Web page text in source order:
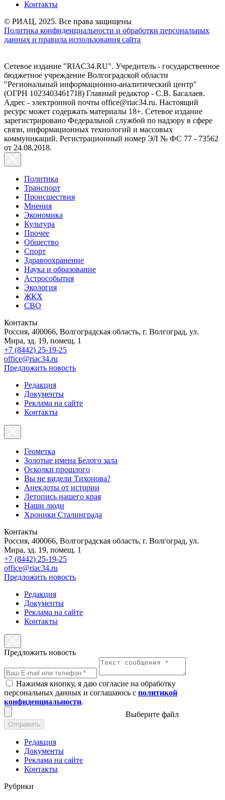
Контакты
© РИАЦ, 2025. Все права защищены
Политика конфиденциальности и обработки персональных
данных и правила использования сайта
Сетевое издание "RIAC34.RU". Учредитель - государственное
бюджетное учреждение Волгоградской области
"Региональный информационно-аналитический центр"
(ОГРН 1023403461718) Главный редактор - С.В. Басалаев.
Адрес - электронной почты office@riac34.ru. Настоящий
ресурс может содержать материалы 18+. Сетевое издание
зарегистрировано Федеральной службой по надзору в сфере
связи, информационных технологий и массовых
коммуникаций. Регистрационный номер ЭЛ № ФС 77 - 73562
от 24.08.2018.
Политика
Транспорт
Происшествия
Мнения
Экономика
Культура
Прочее
Общество
Спорт
Здравоохранение
Наука и образование
Астрособытия
Экология
ЖКХ
СВО
Контакты
Россия, 400066, Волгоградская область, г. Волгоград, ул.
Мира, зд. 19, помещ. 1
+7 (8442) 25-19-25
office@riac34.ru
Предложить новость
Редакция
Документы
Реклама на сайте
Контакты
Геометка
Золотые имена Белого зала
Осколки прошлого
Вы не видели Тихонова?
Анекдоты от истории
Летопись нашего края
Наши люди
Хроники Сталинграда
Контакты
Россия, 400066, Волгоградская область, г. Волгоград, ул.
Мира, зд. 19, помещ. 1
+7 (8442) 25-19-25
office@riac34.ru
Предложить новость
Редакция
Документы
Реклама на сайте
Контакты
Предложить новость
Нажимая кнопку, я даю согласие на обработку
персональных данных и соглашаюсь с политикой
конфиденциальности.
Выберите файл
Отправить
Редакция
Документы
Реклама на сайте
Контакты
Рубрики